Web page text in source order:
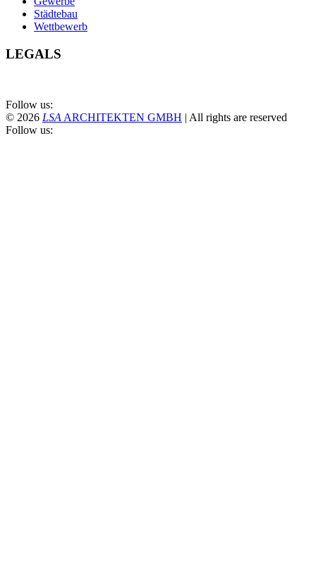
Städtebau
Wettbewerb
LEGALS
Follow us:
© 2026 LSAARCHITEKTEN GMBH
All rights are reserved
Follow us: